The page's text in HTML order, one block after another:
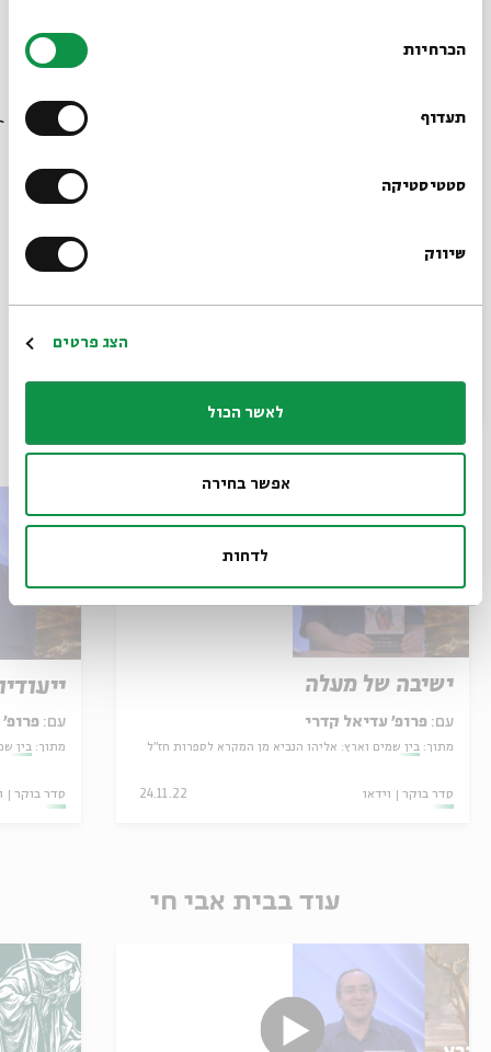
הסכמה
הכרחיות
תעדוף
סטטיסטיקה
שיווק
הצג פרטים
לאשר הכול
אפשר בחירה
לדחות
תגיות: מקרא וספרות בית שני
מתוך המפגש מה בינתיים? שהתקיים ב-23.11.22
ישיבה של מעלה
עם: פרופ' עדיאל קדרי
מתוך: בין שמים וארץ: אליהו הנביא מן המקרא לספרות חז"ל
סדר בוקר וידאו 24.11.22
עם:
מתוך: בין
סדר בוקר
עוד בבית אבי חי